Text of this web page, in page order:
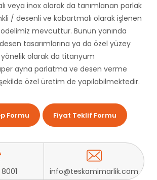
veya inox olarak da tanımlanan parlak
/ desenli ve kabartmalı olarak işlenen
mevcuttur. Bunun yanında
tasarımlarına ya da özel yüzey
olarak da titanyum
ayna parlatma ve desen verme
özel üretim de yapılabilmektedir.
Formu Fiyat Teklif Formu
info@teskamimarlik.com